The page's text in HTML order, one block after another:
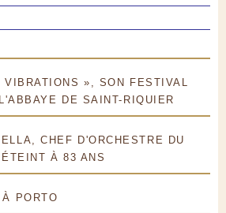
», SON FESTIVAL
DE SAINT-RIQUIER
CHEF D'ORCHESTRE DU
À 83 ANS
PORTO